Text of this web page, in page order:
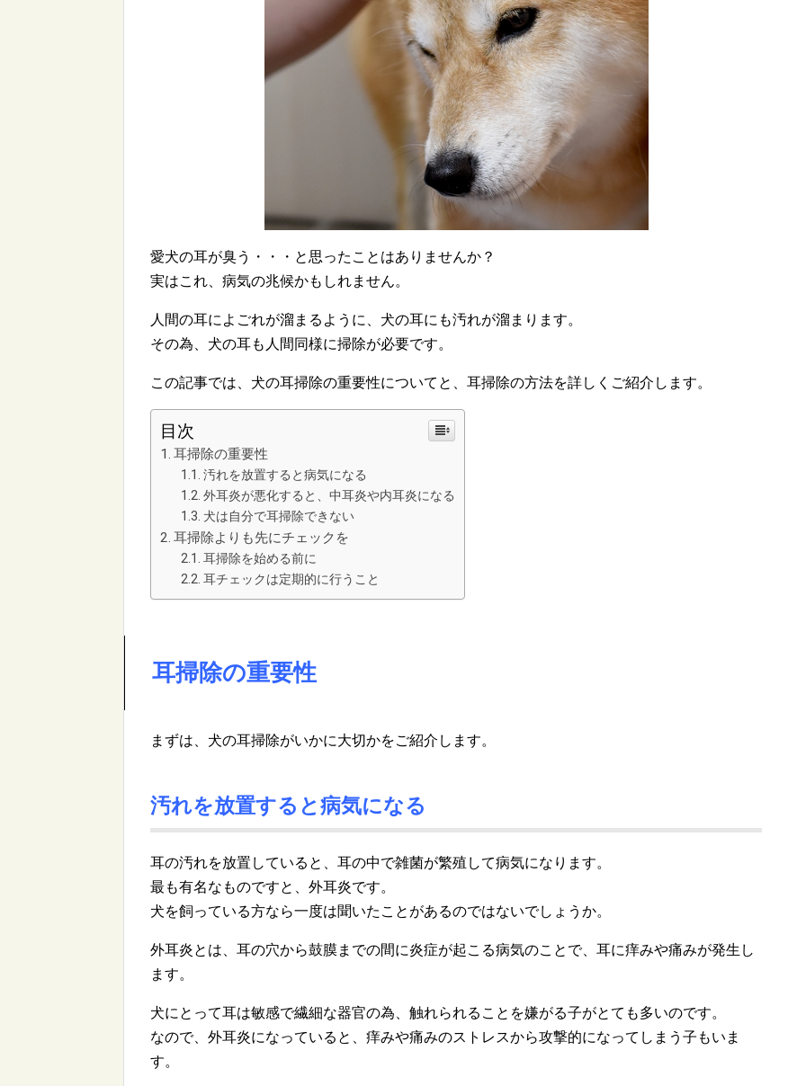
愛犬の耳が臭う・・・と思ったことはありませんか？
実はこれ、病気の兆候かもしれません。
人間の耳によごれが溜まるように、犬の耳にも汚れが溜まります。
その為、犬の耳も人間同様に掃除が必要です。
この記事では、犬の耳掃除の重要性についてと、耳掃除の方法を詳しくご紹介します。
目次
耳掃除の重要性
汚れを放置すると病気になる
外耳炎が悪化すると、中耳炎や内耳炎になる
犬は自分で耳掃除できない
耳掃除よりも先にチェックを
耳掃除を始める前に
耳チェックは定期的に行うこと
耳掃除の重要性
まずは、犬の耳掃除がいかに大切かをご紹介します。
汚れを放置すると病気になる
耳の汚れを放置していると、耳の中で雑菌が繁殖して病気になります。
最も有名なものですと、外耳炎です。
犬を飼っている方なら一度は聞いたことがあるのではないでしょうか。
外耳炎とは、耳の穴から鼓膜までの間に炎症が起こる病気のことで、耳に痒みや痛みが発生し
ます。
犬にとって耳は敏感で繊細な器官の為、触れられることを嫌がる子がとても多いのです。
なので、外耳炎になっていると、痒みや痛みのストレスから攻撃的になってしまう子もいま
す。